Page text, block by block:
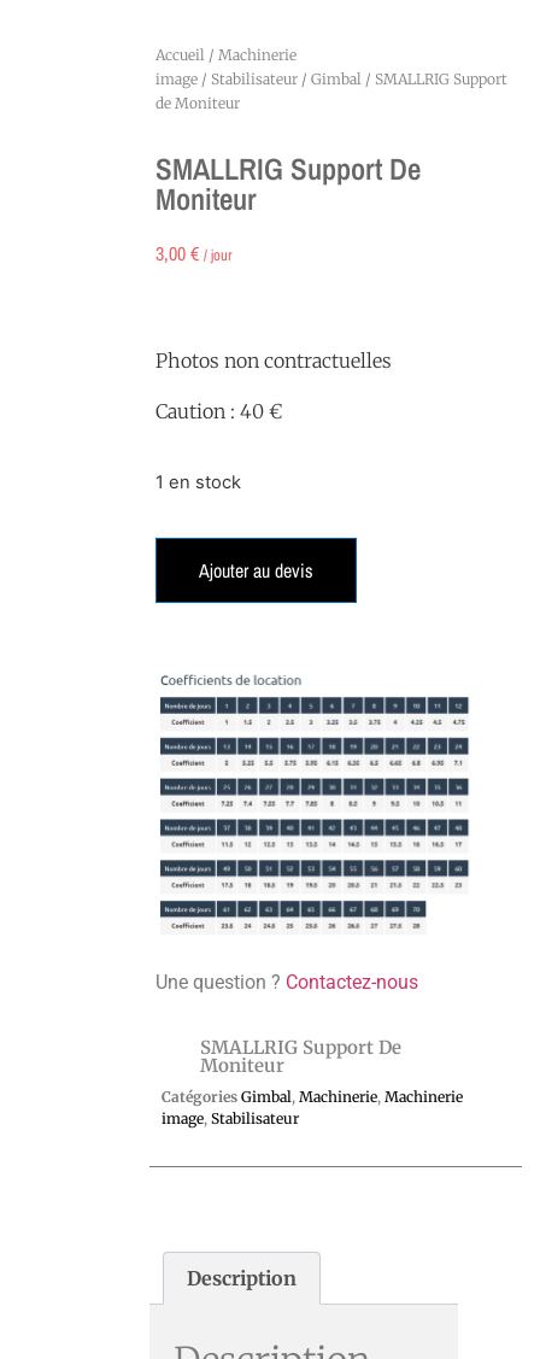
Accueil / Machinerie
image / Stabilisateur / Gimbal / SMALLRIG Support
de Moniteur
SMALLRIG Support De
Moniteur
3,00€ / jour
Photos non contractuelles
Caution : 40 €
1 en stock
Ajouter au devis
Une question ? Contactez-nous
SMALLRIG Support De
Moniteur
Catégories Gimbal, Machinerie, Machinerie
image, Stabilisateur
Description